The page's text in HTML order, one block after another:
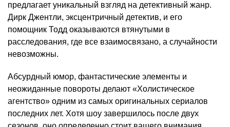
предлагает уникальный взгляд на детективный жанр.
Дирк Джентли, эксцентричный детектив, и его
помощник Тодд оказываются втянутыми в
расследования, где все взаимосвязано, а случайности
невозможны.
Абсурдный юмор, фантастические элементы и
неожиданные повороты делают «Холистическое
агентство» одним из самых оригинальных сериалов
последних лет. Хотя шоу завершилось после двух